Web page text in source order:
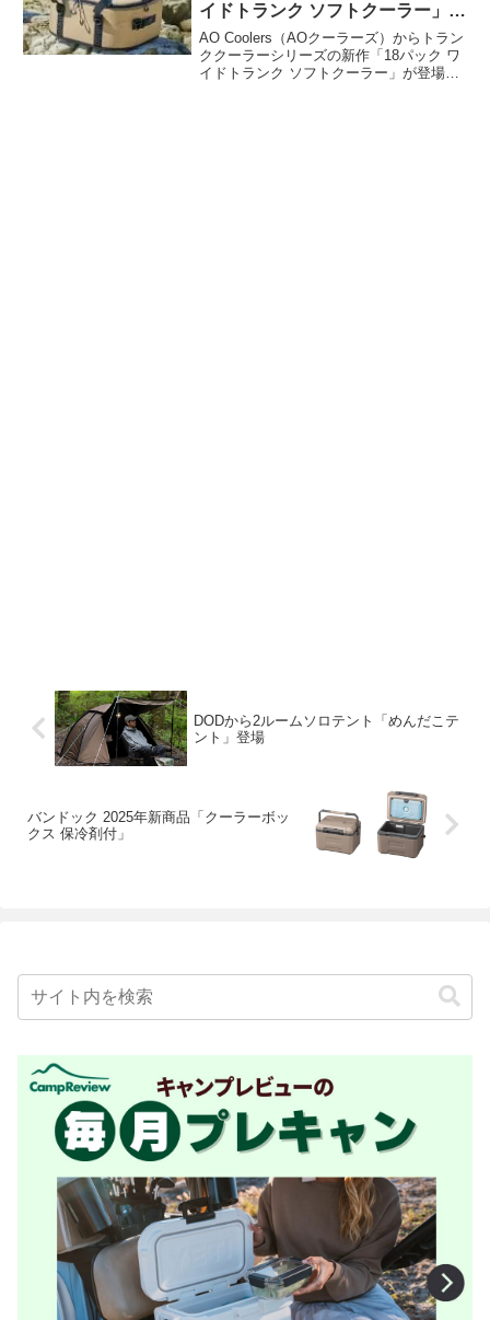
イドトランク ソフトクーラー」登
場
AO Coolers（AOクーラーズ）からトラン
ククーラーシリーズの新作「18パック ワ
イドトランク ソフトクーラー」が登場し
DODから2ルームソロテント「めんだこテ
ント」登場
バンドック 2025年新商品「クーラーボッ
クス 保冷剤付」